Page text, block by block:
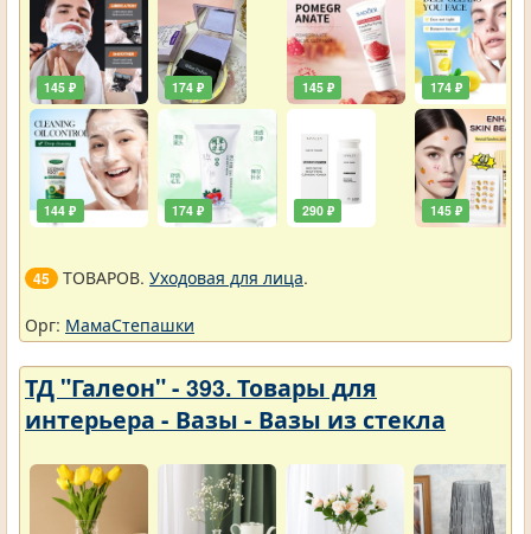
145 ₽
144 ₽
174 ₽
174 ₽
145 ₽
290 ₽
174 ₽
145 ₽
45 ТОВАРОВ. Уходовая для лица.
Орг: МамаСтепашки
ТД "Галеон" - 393. Товары для
интерьера - Вазы - Вазы из стекла